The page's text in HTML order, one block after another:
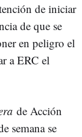
de iniciar
de que se
en peligro el
a ERC el
de Acción
semana se